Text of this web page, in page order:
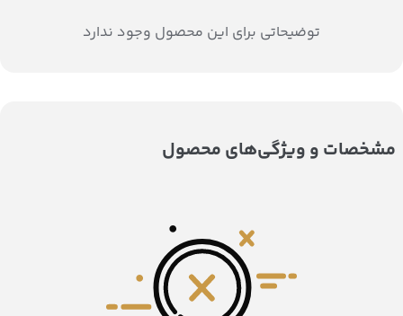
توضیحاتی برای این محصول وجود ندارد
مشخصات و ویژگی‌های محصول